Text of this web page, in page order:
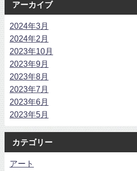
アーカイブ
2024年3月
2024年2月
2023年10月
2023年9月
2023年8月
2023年7月
2023年6月
2023年5月
カテゴリー
アート